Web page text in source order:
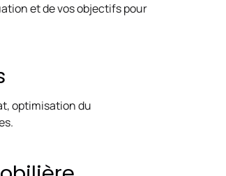
et de vos objectifs pour
optimisation du